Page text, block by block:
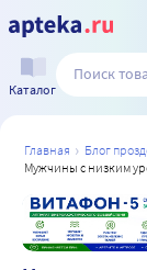
Каталог
главная блог
мужчины с низким